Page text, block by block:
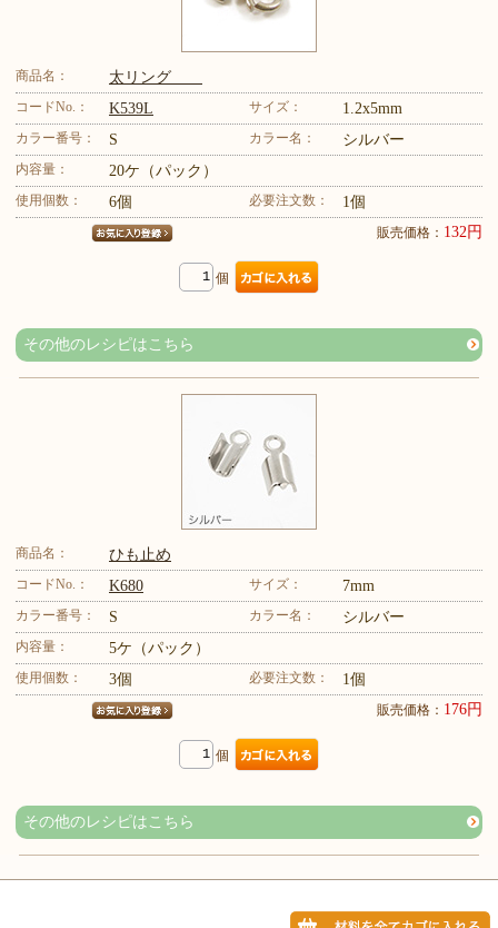
商品名： 太リング
コードNo.： K539L サイズ： 1.2x5mm
カラー番号： S カラー名： シルバー
内容量： 20ケ（パック）
使用個数： 6個 必要注文数： 1個
販売価格： 132円
個
その他のレシピはこちら
商品名： ひも止め
コードNo.： K680 サイズ： 7mm
カラー番号： S カラー名： シルバー
内容量： 5ケ（パック）
使用個数： 3個 必要注文数： 1個
販売価格： 176円
個
その他のレシピはこちら